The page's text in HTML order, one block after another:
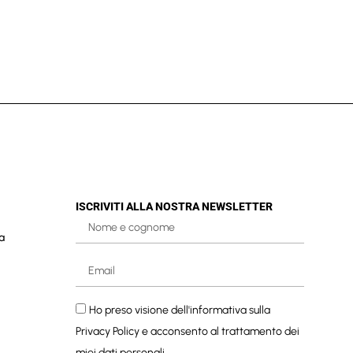
ISCRIVITI ALLA NOSTRA NEWSLETTER
Ho preso visione dell'informativa sulla
Privacy Policye acconsento al trattamento dei